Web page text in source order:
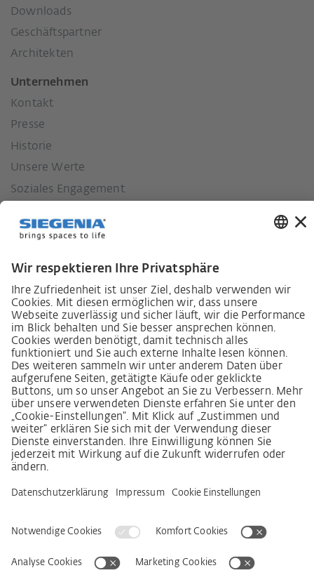
Downloads
Geschäftspartner
Architekten
Unternehmen
Kontakt
Presse
Historie
Unsere Werte
Soziales Engagement
Lieferkettensorgfaltspflichtengesetz
Lieferantenkodex
LkSG-Merkblatt für Lieferanten
Grundsatzerklärung Menschenrechtsstrategie
Beschwerdeverfahren
Erklärung zur Barrierefreiheit